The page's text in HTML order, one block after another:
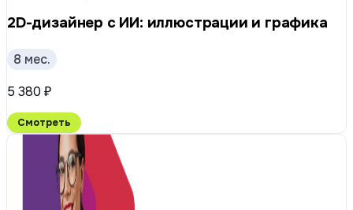
2D-дизайнер с ИИ: иллюстрации и графика
8 мес.
5 380 ₽
Смотреть